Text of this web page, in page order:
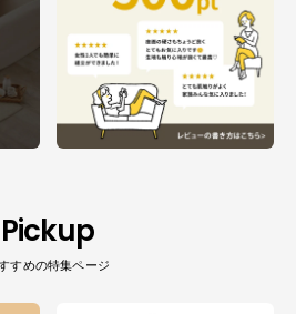
Pickup
すめの特集ページ